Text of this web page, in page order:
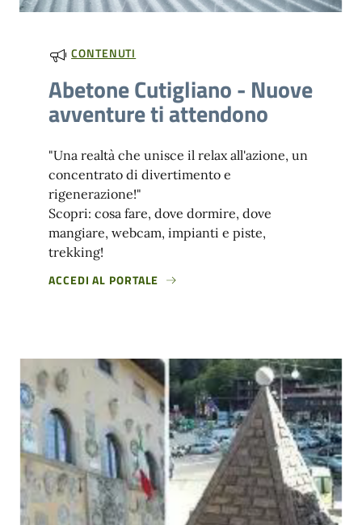
CONTENUTI
Abetone Cutigliano - Nuove
avventure ti attendono
"Una realtà che unisce il relax all'azione, un
concentrato di divertimento e
rigenerazione!"
Scopri: cosa fare, dove dormire, dove
mangiare, webcam, impianti e piste,
trekking!
ACCEDI AL PORTALE